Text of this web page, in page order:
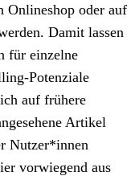
Onlineshop oder auf
Damit lassen
für einzelne
Potenziale
auf frühere
Artikel
Nutzer*innen
vorwiegend aus